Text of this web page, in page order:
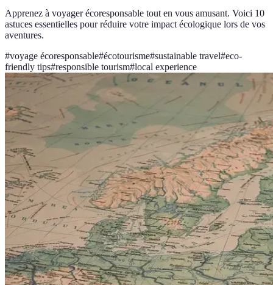
Apprenez à voyager écoresponsable tout en vous amusant. Voici 10
astuces essentielles pour réduire votre impact écologique lors de vos
aventures.
#voyage écoresponsable#écotourisme#sustainable travel#eco-
friendly tips#responsible tourism#local experience